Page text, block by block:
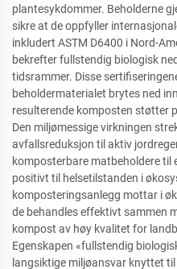
plantesykdommer. Beholderne
sikre at de oppfyller
inkludert ASTM D6400 i Nord-
bekrefter fullstendig biologisk
tidsrammer. Disse
beholdermaterialet brytes ned
resulterende komposten støtter
Den miljømessige virkningen
avfallsreduksjon til aktiv
komposterbare matbeholdere til
positivt til helsetilstanden i
komposteringsanlegg mottar i
de behandles effektivt sammen
kompost av høy kvalitet for
Egenskapen «fullstendig
langsiktige miljøansvar knyttet